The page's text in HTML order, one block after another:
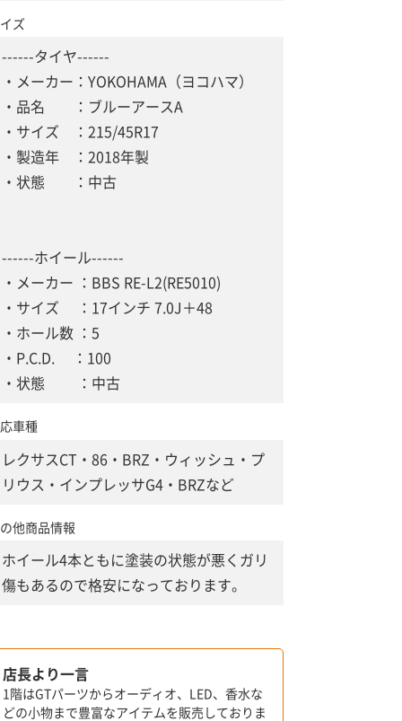
ズ
------タイヤ------
・メーカー：YOKOHAMA（ヨコハマ）
・品名 ：ブルーアースA
・サイズ ：215/45R17
・製造年 ：2018年製
・状態 ：中古
------ホイール------
・メーカー ：BBS RE-L2(RE5010)
・サイズ ：17インチ 7.0J＋48
・ホール数 ：5
・P.C.D. ：100
・状態 ：中古
車種
レクサスCT・86・BRZ・ウィッシュ・プ
リウス・インプレッサG4・BRZなど
他商品情報
ホイール4本ともに塗装の状態が悪くガリ
傷もあるので格安になっております。
店長より一言
1階はGTパーツからオーディオ、LED、香水な
どの小物まで豊富なアイテムを販売しておりま